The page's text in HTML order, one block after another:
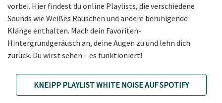
vorbei. Hier findest du online Playlists, die verschiedene
Sounds wie Weißes Rauschen und andere beruhigende
Klänge enthalten. Mach dein Favoriten-
Hintergrundgeräusch an, deine Augen zu und lehn dich
zurück. Du wirst sehen – es funktioniert!
KNEIPP PLAYLIST WHITE NOISE AUF SPOTIFY